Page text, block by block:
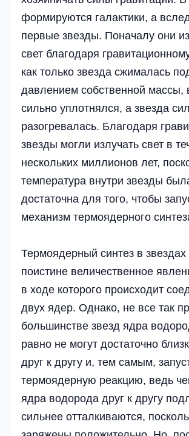
формируются галактики, а
первые звезды. Поначалу они
свет благодаря
как только звезда сжималась
давлением собственной массы,
сильно уплотнялся, а звезда
разогревалась. Благодаря
звезды могли излучать свет в
нескольких миллионов лет,
температура внутри звезды
достаточна для того, чтобы
механизм термоядерного
Термоядерный синтез в
поистине величественное
в ходе которого происходит
двух ядер. Однако, не все так
большинстве звезд ядра
равно не могут достаточно
друг к другу и, тем самым,
термоядерную реакцию, ведь
ядра водорода друг к другу
сильнее отталкиваются,